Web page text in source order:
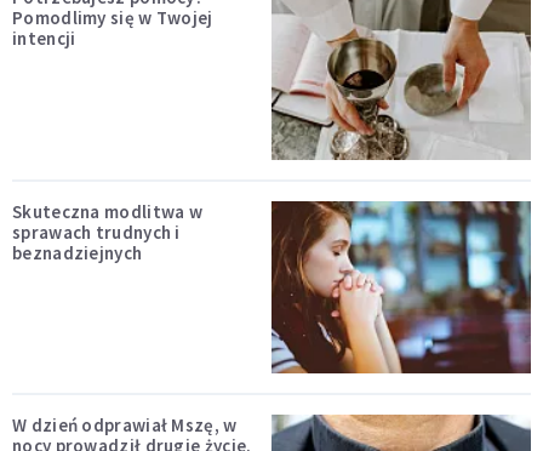
Pomodlimy się w Twojej
intencji
Skuteczna modlitwa w
sprawach trudnych i
beznadziejnych
W dzień odprawiał Mszę, w
nocy prowadził drugie życie.